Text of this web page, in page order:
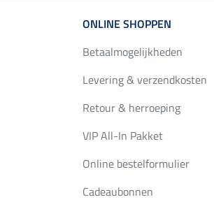
ONLINE SHOPPEN
Betaalmogelijkheden
Levering & verzendkosten
Retour & herroeping
VIP All-In Pakket
Online bestelformulier
Cadeaubonnen